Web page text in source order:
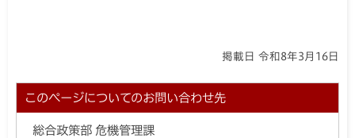
掲載日 令和8年3月16日
このページについてのお問い合わせ先
総合政策部 危機管理課